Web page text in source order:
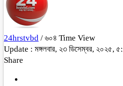
24hrstvbd / ৬০৪ Time View
Update : মঙ্গলবার, ২৩ ডিসেম্বর, ২০২৫,
Share